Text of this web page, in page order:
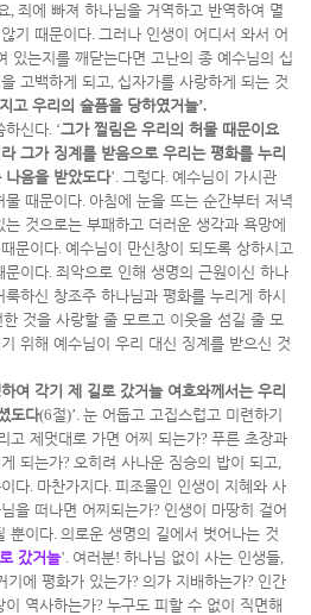
, 죄에 빠져 하나님을 거역하고 반역하여 멸
기 때문이다. 그러나 인생이 어디서 와서 어
있는지를 깨닫는다면 고난의 종 예수님의 십
고백하게 되고, 십자가를 사랑하게 되는 것
고 우리의 슬픔을 당하였거늘’.
하신다. ‘그가 찔림은 우리의 허물 때문이요
그가 징계를 받음으로 우리는 평화를 누리
나음을 받았도다’. 그렇다. 예수님이 가시관
물 때문이다. 아침에 눈을 뜨는 순간부터 저녁
것으로는 부패하고 더러운 생각과 욕망에
문이다. 예수님이 만신창이 되도록 상하시고
문이다. 죄악으로 인해 생명의 근원이신 하나
하신 창조주 하나님과 평화를 누리게 하시
것을 사랑할 줄 모르고 이웃을 섬길 줄 모
위해 예수님이 우리 대신 징계를 받으신 것
여 각기 제 길로 갔거늘 여호와께서는 우리
도다(6절)’. 눈 어둡고 고집스럽고 미련하기
고 제멋대로 가면 어찌 되는가? 푸른 초장과
되는가? 오히려 사나운 짐승의 밥이 되고,
다. 마찬가지다. 피조물인 인생이 지혜와 사
을 떠나면 어찌되는가? 인생이 마땅히 걸어
뿐이다. 의로운 생명의 길에서 벗어나는 것
갔거늘’. 여러분! 하나님 없이 사는 인생들,
기에 평화가 있는가? 의가 지배하는가? 인간
이 역사하는가? 누구도 피할 수 없이 직면해